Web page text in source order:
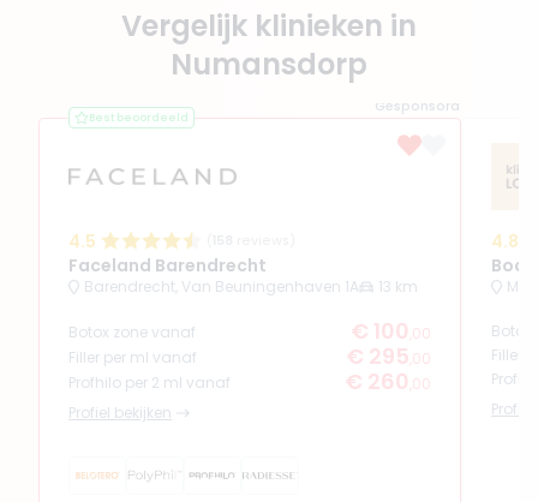
Vergelijk klinieken in
Numansdorp
Gesponsord
Best beoordeeld
4.5
Faceland Barendrecht
Barendrecht, Van Beuningenhaven 1A 13 km
Botox zone vanaf € 100 ,00
Filler per ml vanaf
€ 295 ,00
Profhilo per 2 ml vanaf
€ 260 ,00
Profiel bekijken
4.8
Filler